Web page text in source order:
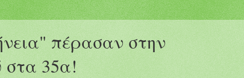
πέρασαν στην
στα 35α!